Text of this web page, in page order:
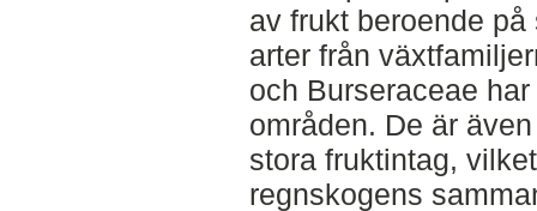
av frukt beroende
arter från
och Burseraceae
områden. De är
stora fruktintag,
regnskogens